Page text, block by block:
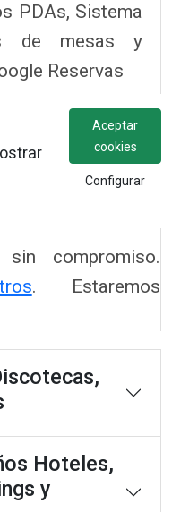
PDAs, Sistema
de mesas y
Reservas
de clientes:
integrado con
compromiso.
. Estaremos
Hoteles,
y
Aceptar
cookies
Configurar